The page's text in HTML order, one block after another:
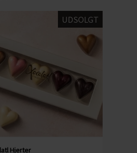
UDSOLGT
Hjerter